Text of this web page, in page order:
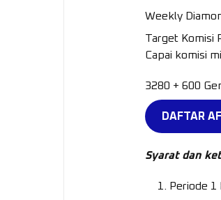
Weekly
Target Komisi
Capai komisi
3280 + 600
DAFTAR
Syarat dan
Periode 1